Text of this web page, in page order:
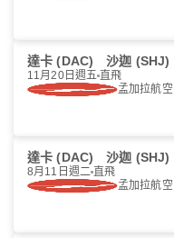
達卡 (DAC) 沙迦 (SHJ)
11月20日週五 直飛
孟加拉航空
達卡 (DAC) 沙迦 (SHJ)
8月11日週二 直飛
孟加拉航空